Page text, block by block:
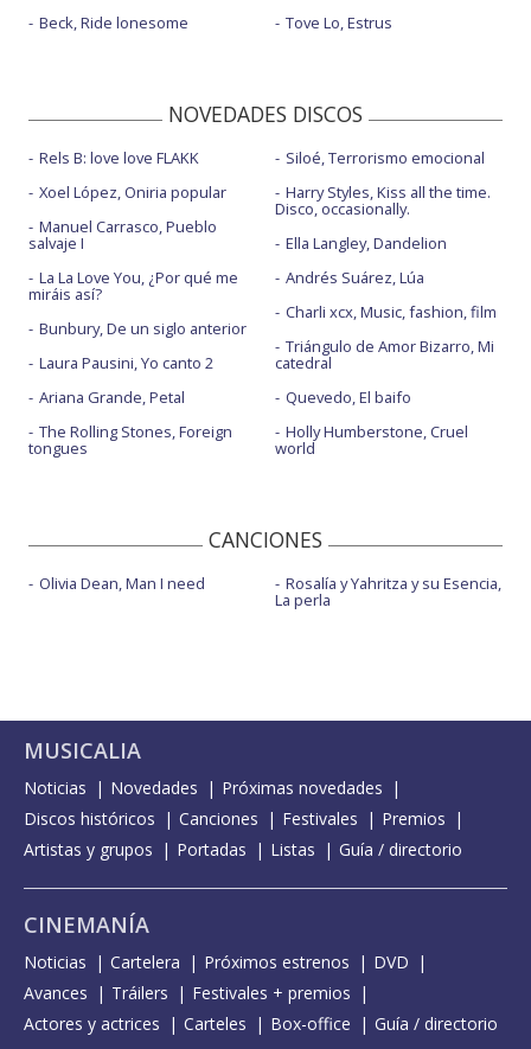
Beck, Ride lonesome
Tove Lo, Estrus
NOVEDADES DISCOS
Rels B: love love FLAKK
Xoel López, Oniria popular
Manuel Carrasco, Pueblo
salvaje I
La La Love You, ¿Por qué me
miráis así?
Bunbury, De un siglo anterior
Laura Pausini, Yo canto 2
Ariana Grande, Petal
The Rolling Stones, Foreign
tongues
Siloé, Terrorismo emocional
Harry Styles, Kiss all the time.
Disco, occasionally.
Ella Langley, Dandelion
Andrés Suárez, Lúa
Charli xcx, Music, fashion, film
Triángulo de Amor Bizarro, Mi
catedral
Quevedo, El baifo
Holly Humberstone, Cruel
world
CANCIONES
Olivia Dean, Man I need Rosalía y Yahritza y su Esencia,
La perla
MUSICALIA
Noticias Novedades
Próximas novedades
Discos históricos
Canciones Festivales
Premios
Artistas y grupos
Portadas Listas Guía / directorio
CINEMANÍA
Noticias Cartelera Próximos estrenos
DVD
Avances
Tráilers
Festivales + premios
Actores y actrices
Carteles Box-office Guía / directorio